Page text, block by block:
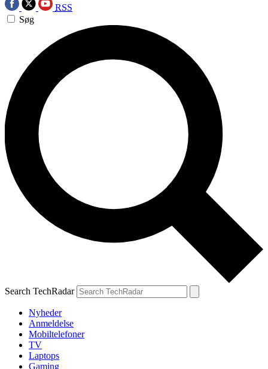
RSS
Søg
Search TechRadar
Nyheder
Anmeldelse
Mobiltelefoner
TV
Laptops
Gaming